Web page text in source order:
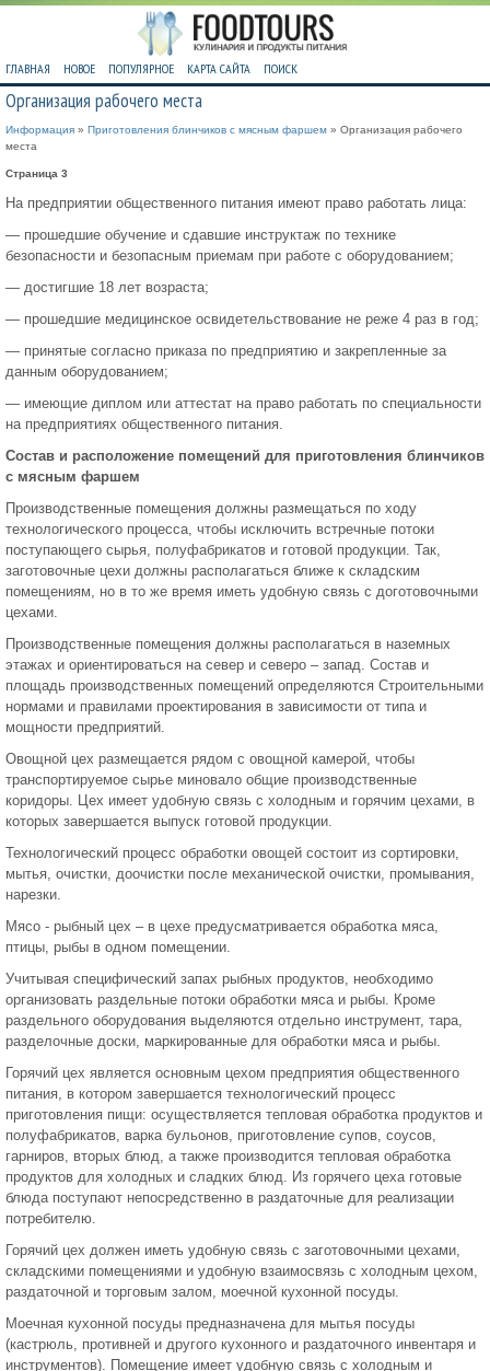
ГЛАВНАЯ НОВОЕ ПОПУЛЯРНОЕ КАРТА САЙТА ПОИСК
Организация рабочего места
Информация » Приготовления блинчиков с мясным фаршем » Организация рабочего
места
Страница 3
На предприятии общественного питания имеют право работать лица:
— прошедшие обучение и сдавшие инструктаж по технике
безопасности и безопасным приемам при работе с оборудованием;
— достигшие 18 лет возраста;
— прошедшие медицинское освидетельствование не реже 4 раз в год;
— принятые согласно приказа по предприятию и закрепленные за
данным оборудованием;
— имеющие диплом или аттестат на право работать по специальности
на предприятиях общественного питания.
Состав и расположение помещений для приготовления блинчиков
с мясным фаршем
Производственные помещения должны размещаться по ходу
технологического процесса, чтобы исключить встречные потоки
поступающего сырья, полуфабрикатов и готовой продукции. Так,
заготовочные цехи должны располагаться ближе к складским
помещениям, но в то же время иметь удобную связь с доготовочными
цехами.
Производственные помещения должны располагаться в наземных
этажах и ориентироваться на север и северо – запад. Состав и
площадь производственных помещений определяются Строительными
нормами и правилами проектирования в зависимости от типа и
мощности предприятий.
Овощной цех размещается рядом с овощной камерой, чтобы
транспортируемое сырье миновало общие производственные
коридоры. Цех имеет удобную связь с холодным и горячим цехами, в
которых завершается выпуск готовой продукции.
Технологический процесс обработки овощей состоит из сортировки,
мытья, очистки, доочистки после механической очистки, промывания,
нарезки.
Мясо - рыбный цех – в цехе предусматривается обработка мяса,
птицы, рыбы в одном помещении.
Учитывая специфический запах рыбных продуктов, необходимо
организовать раздельные потоки обработки мяса и рыбы. Кроме
раздельного оборудования выделяются отдельно инструмент, тара,
разделочные доски, маркированные для обработки мяса и рыбы.
Горячий цех является основным цехом предприятия общественного
питания, в котором завершается технологический процесс
приготовления пищи: осуществляется тепловая обработка продуктов и
полуфабрикатов, варка бульонов, приготовление супов, соусов,
гарниров, вторых блюд, а также производится тепловая обработка
продуктов для холодных и сладких блюд. Из горячего цеха готовые
блюда поступают непосредственно в раздаточные для реализации
потребителю.
Горячий цех должен иметь удобную связь с заготовочными цехами,
складскими помещениями и удобную взаимосвязь с холодным цехом,
раздаточной и торговым залом, моечной кухонной посуды.
Моечная кухонной посуды предназначена для мытья посуды
(кастрюль, противней и другого кухонного и раздаточного инвентаря и
инструментов). Помещение имеет удобную связь с холодным и